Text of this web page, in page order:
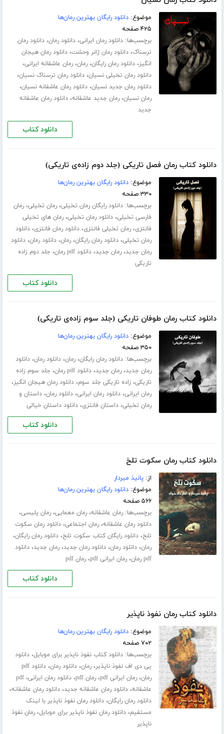
موضوع:دانلود رایگان بهترین رمان‌ها
۴۲۵ صفحه
برچسب‌ها:دانلود رمان ایرانی،دانلود رمان،دانلود رمان
ترسناک،دانلود رمان ژانر وحشت،دانلود رمان هیجان
انگیز،دانلود رمان رایگان،رمان،رمان عاشقانه ایرانی،
دانلود رمان تخیلی نسیان،دانلود رمان ترسناک نسیان،
دانلود رمان جدید نسیان،دانلود رمان عاشفانه نسیان،
رمان نسیان،رمان جدید عاشقانه،دانلود رمان عاشقانه
جدید
دانلود کتاب
دانلود کتاب رمان فصل تاریکی (جلد دوم زاده‌ی تاریکی)
موضوع:دانلود رایگان بهترین رمان‌ها
۳۳۰ صفحه
برچسب‌ها:دانلود رایگان رمان تخیلی،رمان تخیلی،رمان
فارسی تخیلی،دانلود رمان تخیلی،رمان های تخیلی
فانتزی،رمان تخیلی فانتزی،دانلود رمان فانتزی،دانلود
رمان تخیلی،دانلود رمان رایگان،رمان،دانلود رمان،دانلود
رمان جدید،رمان جدید،دانلود pdf رمان ، جلد دوم زاده
تاریکی
دانلود کتاب
دانلود کتاب رمان طوفان تاریکی (جلد سوم زاده‌ی تاریکی)
موضوع:دانلود رایگان بهترین رمان‌ها
۳۵۰ صفحه
برچسب‌ها:دانلود رمان رایگان،رمان،دانلود رمان،دانلود
رمان جدید،رمان جدید،دانلود pdf رمان ، جلد سوم زاده
تاریکی، زاده تاریکی جلد سوم،دانلود رمان هیجان انگیز،
رمان ایرانی،دانلود رمان ایرانی،دانلود رمان،داستان و
رمان تخیلی،داستان فانتزی،دانلود داستان خیالی
دانلود کتاب
دانلود کتاب رمان سکوت تلخ
از:پانیذ میردار
موضوع:دانلود رایگان بهترین رمان‌ها
۵۶۶ صفحه
برچسب‌ها:رمان عاشقانه،رمان معمایی،رمان پلیسی،
دانلود رمان عاشقانه،رمان اجتماعی،دانلود رمان سکوت
تلخ،دانلود رایگان کتاب سکوت تلخ،دانلود رمان رایگان،
رمان،دانلود رمان،دانلود رمان جدید،رمان جدید،دانلود
pdf رمان
،رمان ایرانی pdf ،رمان pdf
دانلود کتاب
دانلود کتاب رمان نفوذ ناپذیر
موضوع:دانلود رایگان بهترین رمان‌ها
۷۰۲ صفحه
برچسب‌ها:دانلود کتاب نفوذ ناپذیر برای موبایل،دانلود
پی دی اف نفوذ ناپذیر،رمان،دانلود رمان،
دانلود pdf
رمان،رمان ایرانی pdf ،رمان pdf ،دانلود رمان ایرانی،pdf
عاشقانه،دانلود رمان عاشقانه جدید،دانلود رمان عاشقانه،
دانلود رمان رایگان،دانلود رمان نفوذ ناپذیر با لینک
مستقیم،دانلود رمان نفوذ ناپذیر برای موبایل،رمان نفوذ
ناپذیر